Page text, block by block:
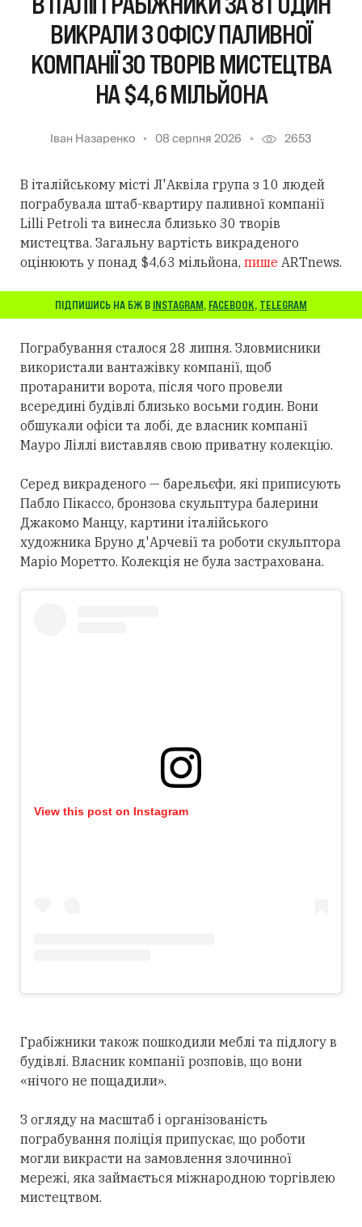
ВИКРАЛИ З ОФІСУ ПАЛИВНОЇ
КОМПАНІЇ 30 ТВОРІВ МИСТЕЦТВА
НА $4,6 МІЛЬЙОНА
Іван Назаренко 08 серпня 2026 2653
В італійському місті Л'Аквіла група з 10 людей
пограбувала штаб-квартиру паливної компанії
Lilli Petroli та винесла близько 30 творів
мистецтва. Загальну вартість викраденого
оцінюють у понад $4,63 мільйона, пише ARTnews.
ПІДПИШИСЬ НА БЖ В INSTAGRAM, FACEBOOK, TELEGRAM
Пограбування сталося 28 липня. Зловмисники
використали вантажівку компанії, щоб
протаранити ворота, після чого провели
всередині будівлі близько восьми годин. Вони
обшукали офіси та лобі, де власник компанії
Мауро Ліллі виставляв свою приватну колекцію.
Серед викраденого — барельєфи, які приписують
Пабло Пікассо, бронзова скульптура балерини
Джакомо Манцу, картини італійського
художника Бруно д'Арчевії та роботи скульптора
Маріо Моретто. Колекція не була застрахована.
View this post on Instagram
Грабіжники також пошкодили меблі та підлогу в
будівлі. Власник компанії розповів, що вони
«нічого не пощадили».
З огляду на масштаб і організованість
пограбування поліція припускає, що роботи
могли викрасти на замовлення злочинної
мережі, яка займається міжнародною торгівлею
мистецтвом.